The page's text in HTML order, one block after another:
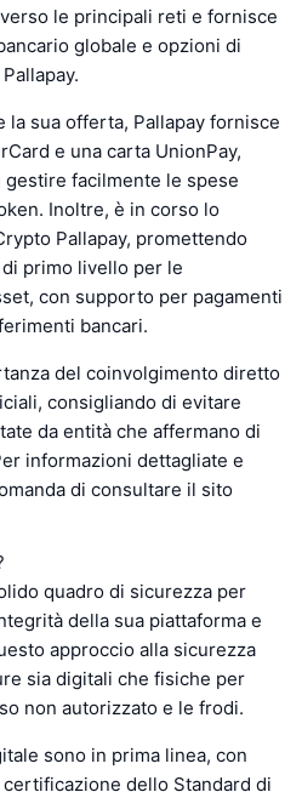
le principali reti e fornisce
globale e opzioni di
sua offerta, Pallapay fornisce
e una carta UnionPay,
facilmente le spese
Inoltre, è in corso lo
Pallapay, promettendo
primo livello per le
con supporto per pagamenti
bancari.
del coinvolgimento diretto
consigliando di evitare
da entità che affermano di
informazioni dettagliate e
di consultare il sito
quadro di sicurezza per
della sua piattaforma e
approccio alla sicurezza
sia digitali che fisiche per
non autorizzato e le frodi.
sono in prima linea, con
dello Standard di